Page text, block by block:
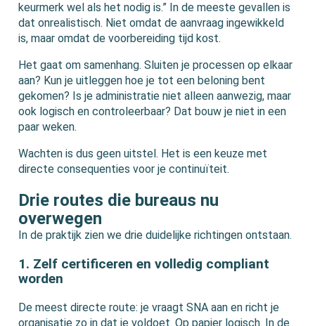
keurmerk wel als het nodig is.” In de meeste gevallen is
dat onrealistisch. Niet omdat de aanvraag ingewikkeld
is, maar omdat de voorbereiding tijd kost.
Het gaat om samenhang. Sluiten je processen op elkaar
aan? Kun je uitleggen hoe je tot een beloning bent
gekomen? Is je administratie niet alleen aanwezig, maar
ook logisch en controleerbaar? Dat bouw je niet in een
paar weken.
Wachten is dus geen uitstel. Het is een keuze met
directe consequenties voor je continuïteit.
Drie routes die bureaus nu
overwegen
In de praktijk zien we drie duidelijke richtingen ontstaan.
1. Zelf certificeren en volledig compliant
worden
De meest directe route: je vraagt SNA aan en richt je
organisatie zo in dat je voldoet. Op papier logisch. In de